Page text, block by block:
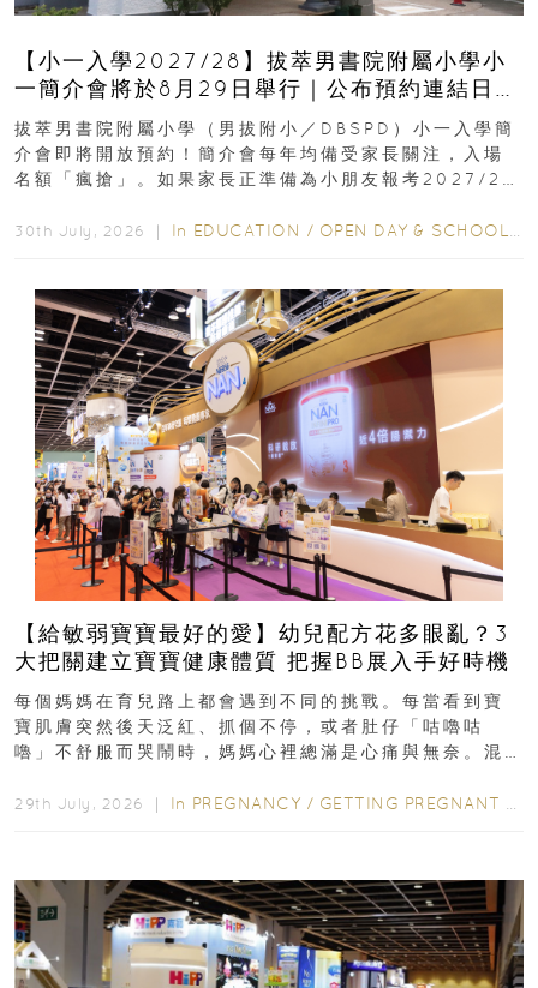
【小一入學2027/28】拔萃男書院附屬小學小
一簡介會將於8月29日舉行｜公布預約連結日期
｜更設有網上重溫
拔萃男書院附屬小學（男拔附小／DBSPD）小一入學簡
介會即將開放預約！簡介會每年均備受家長關注，入場
名額「瘋搶」。如果家長正準備為小朋友報考2027/28
30th July, 2026 ｜ In EDUCATION / OPEN DAY & SCHOOL EVENTS
【給敏弱寶寶最好的愛】幼兒配方花多眼亂？3
大把關建立寶寶健康體質 把握BB展入手好時機
每個媽媽在育兒路上都會遇到不同的挑戰。每當看到寶
寶肌膚突然後天泛紅、抓個不停，或者肚仔「咕嚕咕
嚕」不舒服而哭鬧時，媽媽心裡總滿是心痛與無奈。混
29th July, 2026 ｜ In PREGNANCY / GETTING PREGNANT